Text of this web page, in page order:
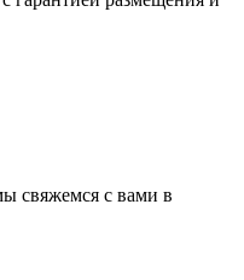
свяжемся с вами в